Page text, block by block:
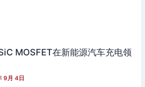
MOSFET在新能源汽车充电领
9月 4日